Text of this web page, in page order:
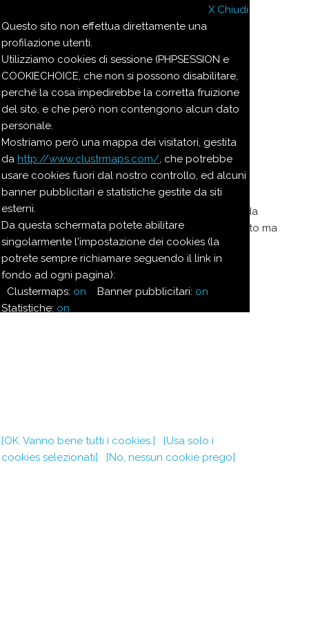
X Chiudi
Questo sito non effettua direttamente una
profilazione utenti.
Utilizziamo cookies di sessione (PHPSESSION e
COOKIECHOICE, che non si possono disabilitare,
perché la cosa impedirebbe la corretta fruizione
del sito, e che però non contengono alcun dato
personale.
Mostriamo però una mappa dei visitatori, gestita
da http://www.clustrmaps.com/, che potrebbe
usare cookies fuori dal nostro controllo, ed alcuni
banner pubblicitari e statistiche gestite da siti
esterni.
Da questa schermata potete abilitare
singolarmente l'impostazione dei cookies (la
potrete sempre richiamare seguendo il link in
fondo ad ogni pagina):
Clustermaps: on Banner pubblicitari: on
Statistiche: on
[OK. Vanno bene tutti i cookies.]
[Usa solo i
cookies selezionati]
[No, nessun cookie prego]
Il dizionario di cucina.ilpiola.it
Indice
cucina.ilpiola.it
Info
Candito
Vino rosso fermo, Syrah di Cortona prodotto da
Trevisan. Non filtrato. Aromatico, un po’ speziato ma
un po’ ruvido. Assaggiato il 2020 nel 2025
Impostazioni cookies